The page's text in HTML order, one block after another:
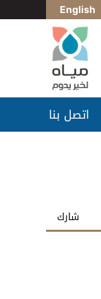
English
اتصل بنا
شارك